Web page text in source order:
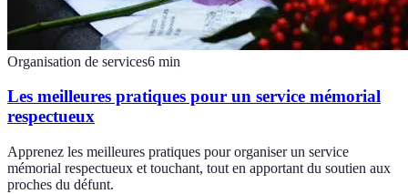
Organisation de services6 min
Les meilleures pratiques pour un service mémorial
respectueux
Apprenez les meilleures pratiques pour organiser un service
mémorial respectueux et touchant, tout en apportant du soutien aux
proches du défunt.